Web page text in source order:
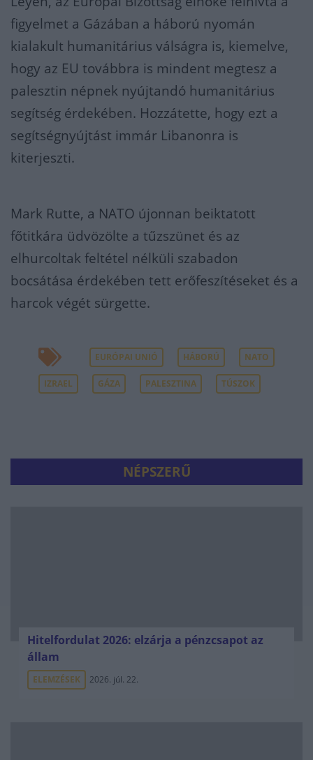
figyelmet a Gázában a háború nyomán
kialakult humanitárius válságra is, kiemelve,
hogy az EU továbbra is mindent megtesz a
palesztin népnek nyújtandó humanitárius
segítség érdekében. Hozzátette, hogy ezt a
segítségnyújtást immár Libanonra is
kiterjeszti.
Mark Rutte, a NATO újonnan beiktatott
főtitkára üdvözölte a tűzszünet és az
elhurcoltak feltétel nélküli szabadon
bocsátása érdekében tett erőfeszítéseket és a
harcok végét sürgette.
EURÓPAI UNIÓ HÁBORÚ NATO
IZRAEL GÁZA PALESZTINA TÚSZOK
NÉPSZERŰ
Hitelfordulat 2026: elzárja a pénzcsapot az
állam
ELEMZÉSEK 2026. júl. 22.